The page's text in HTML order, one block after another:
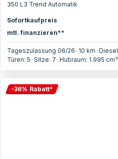
350 L3 Trend Automatik
Sofortkaufpreis
mtl. finanzieren**
Tageszulassung 06/26• 10 km•Diesel
Türen: 5•Sitze: 7•Hubraum: 1.995 cm³
-36% Rabatt*